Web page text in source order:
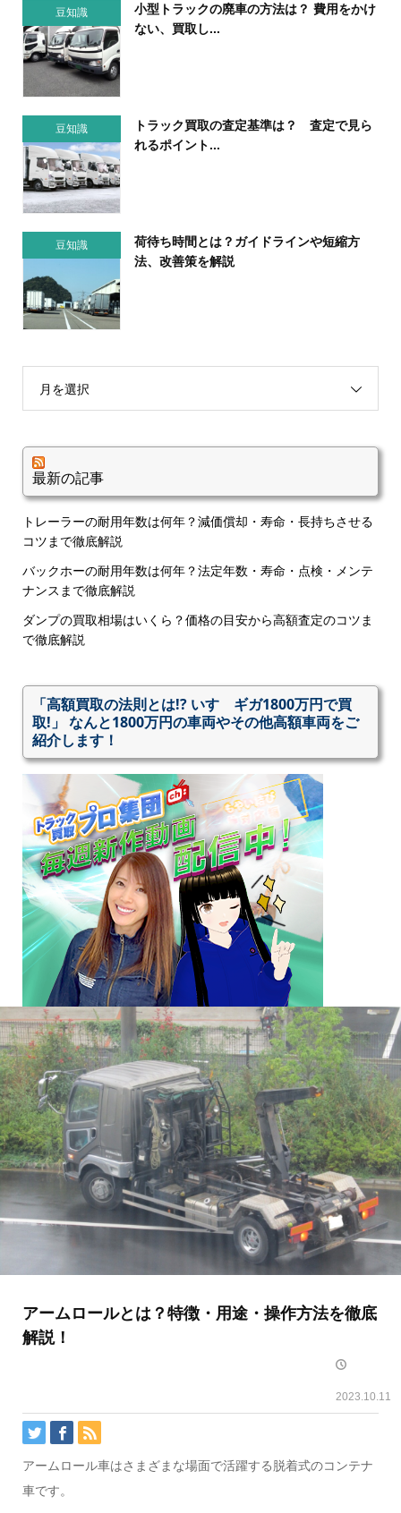
アームロールとは？特徴・用途・操作方法を徹底
解説！
2023.10.11
アームロール車はさまざまな場面で活躍する脱着式のコンテナ
車です。
豆知識
小型トラックの廃車の方法は？ 費用をかけ
ない、買取し...
豆知識
トラック買取の査定基準は？ 査定で見ら
れるポイント...
豆知識
荷待ち時間とは？ガイドラインや短縮方
法、改善策を解説
月を選択
最新の記事
トレーラーの耐用年数は何年？減価償却・寿命・長持ちさせる
コツまで徹底解説
バックホーの耐用年数は何年？法定年数・寿命・点検・メンテ
ナンスまで徹底解説
ダンプの買取相場はいくら？価格の目安から高額査定のコツま
で徹底解説
「高額買取の法則とは!? いすゞギガ1800万円で買
取!」 なんと1800万円の車両やその他高額車両をご
紹介します！